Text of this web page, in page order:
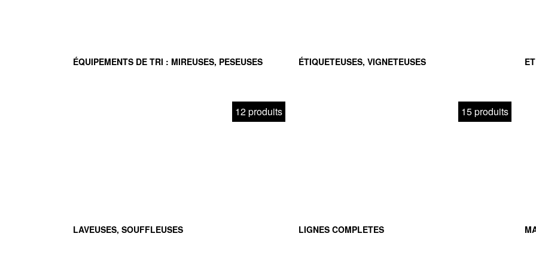
ÉQUIPEMENTS DE TRI : MIREUSES, PESEUSES ÉTIQUETEUSES, VIGNETEUSES
12 produits
LAVEUSES, SOUFFLEUSES
15 produits
LIGNES COMPLETES